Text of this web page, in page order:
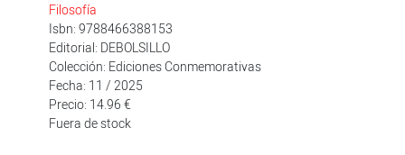
Filosofía
Isbn: 9788466388153
Editorial: DEBOLSILLO
Colección: Ediciones Conmemorativas
Fecha: 11 / 2025
Precio: 14.96 €
Fuera de stock